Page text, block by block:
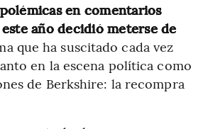
en comentarios
año decidió meterse de
que ha suscitado cada vez
en la escena política como
de Berkshire: la recompra